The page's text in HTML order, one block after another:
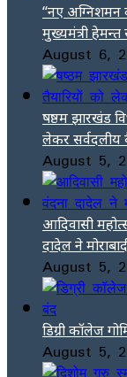
“नए अग्निशमन
मुख्यमंत्री हेमन्त
August 6,
षष्ठम झारखंड
लेकर सर्वदलीय
August 5,
आदिवासी
दादेल ने
August 5,
डिग्री कॉलेज
August 5,